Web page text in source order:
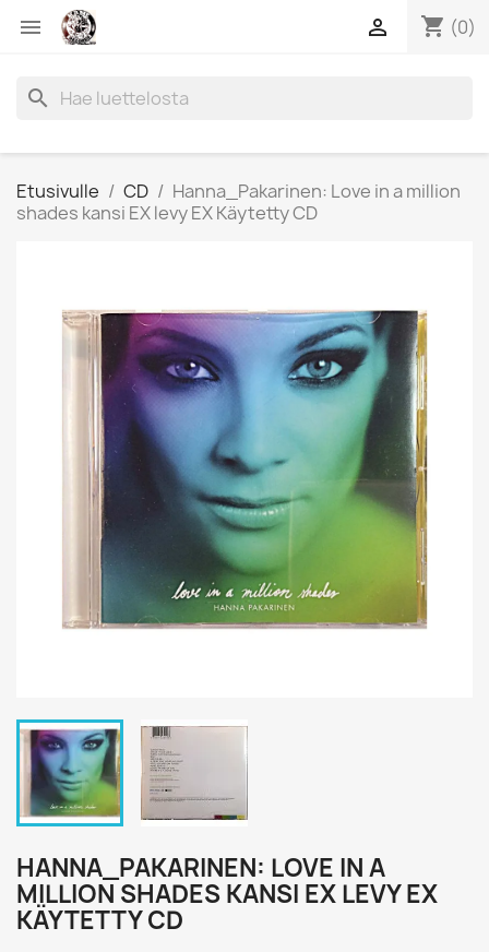
 shopping_cart (0)

search
Etusivulle CD
Hanna_Pakarinen: Love in a million
shades kansi EX levy EX Käytetty CD
HANNA_PAKARINEN: LOVE IN A
MILLION SHADES KANSI EX LEVY EX
KÄYTETTY CD